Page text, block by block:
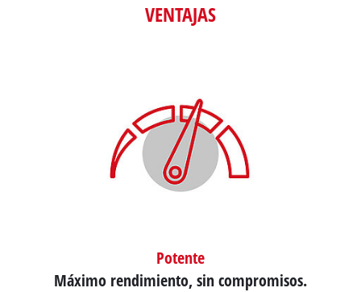
VENTAJAS
Potente
Máximo rendimiento, sin compromisos.